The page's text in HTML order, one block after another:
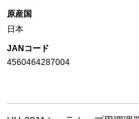
原産国
日本
JANコード
4560464287004